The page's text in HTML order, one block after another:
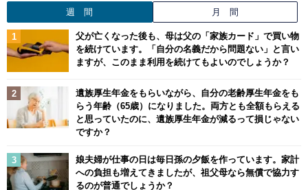
週 間 月 間
父が亡くなった後も、母は父の「家族カード」で買い物
を続けています。「自分の名義だから問題ない」と言い
ますが、このまま利用を続けてもよいのでしょうか？
遺族厚生年金をもらいながら、自分の老齢厚生年金をも
らう年齢（65歳）になりました。両方とも全額もらえる
と思っていたのに、遺族厚生年金が減るって損じゃない
ですか？
娘夫婦が仕事の日は毎日孫の夕飯を作っています。家計
への負担も増えてきましたが、祖父母なら無償で協力す
るのが普通でしょうか？